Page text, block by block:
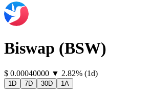
Biswap (BSW)
⁦$⁩ 0.00040000 ▼ 2.82% (1d)
1D 7D 30D 1A